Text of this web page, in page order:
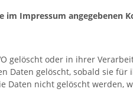
im Impressum angegebenen
gelöscht oder in ihrer
Daten gelöscht, sobald sie
nicht gelöscht werden,